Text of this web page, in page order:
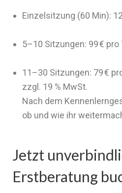
Einzelsitzung (60 Min):
5–10 Sitzungen: 99 € pro
11–30 Sitzungen: 79 €
zzgl. 19 % MwSt.
Nach dem
ob und wie ihr
Jetzt
Erstberatung